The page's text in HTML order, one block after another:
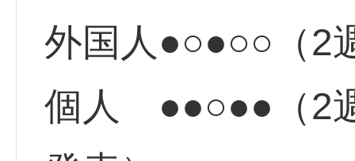
外国人●○●○○（2
個人 ●●○●●（2